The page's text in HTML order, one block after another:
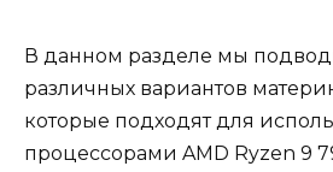
В данном разделе мы
различных вариантов
которые подходят для
процессорами AMD Ryzen 9